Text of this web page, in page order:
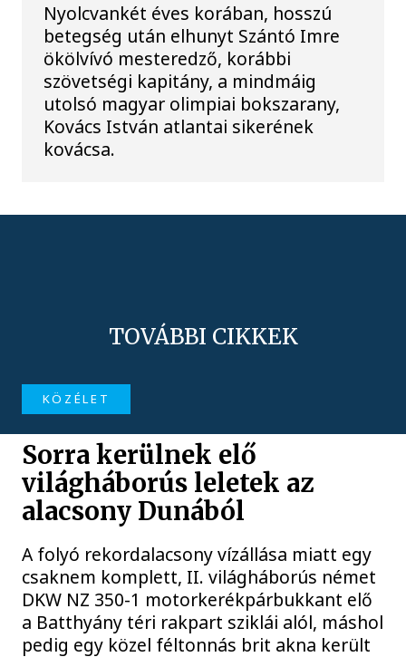
Nyolcvankét éves korában, hosszú
betegség után elhunyt Szántó Imre
ökölvívó mesteredző, korábbi
szövetségi kapitány, a mindmáig
utolsó magyar olimpiai bokszarany,
Kovács István atlantai sikerének
kovácsa.
TOVÁBBI CIKKEK
KÖZÉLET
Sorra kerülnek elő
világháborús leletek az
alacsony Dunából
A folyó rekordalacsony vízállása miatt egy
csaknem komplett, II. világháborús német
DKW NZ 350-1 motorkerékpárbukkant elő
a Batthyány téri rakpart sziklái alól, máshol
pedig egy közel féltonnás brit akna került